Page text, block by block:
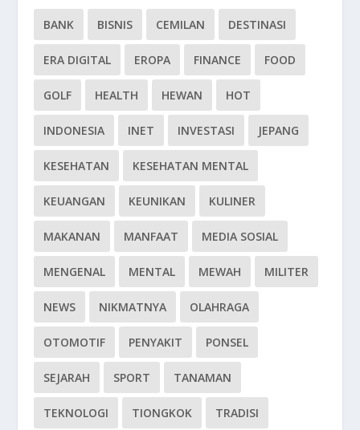
BANK BISNIS CEMILAN DESTINASI
ERA DIGITAL EROPA FINANCE FOOD
GOLF HEALTH HEWAN HOT
INDONESIA INET INVESTASI JEPANG
KESEHATAN KESEHATAN MENTAL
KEUANGAN KEUNIKAN KULINER
MAKANAN MANFAAT MEDIA SOSIAL
MENGENAL MENTAL MEWAH MILITER
NEWS NIKMATNYA OLAHRAGA
OTOMOTIF PENYAKIT PONSEL
SEJARAH SPORT TANAMAN
TEKNOLOGI TIONGKOK TRADISI